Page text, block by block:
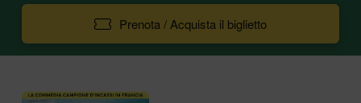
Prenota / Acquista il biglietto